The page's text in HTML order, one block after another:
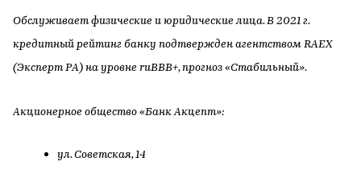
Обслуживает физические и юридические лица.В 2021 г.
кредитный рейтинг банку подтвержден агентством RAEX
(Эксперт РА) на уровне ruBBB+, прогноз «Стабильный».
Акционерное общество «Банк Акцепт»:
ул. Советская, 14